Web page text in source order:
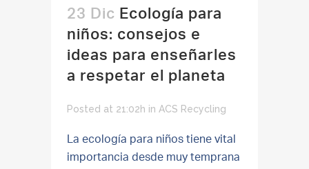
23 Dic Ecología para
niños: consejos e
ideas para enseñarles
a respetar el planeta
Posted at 21:02h in ACS Recycling
La ecología para niños tiene vital
importancia desde muy temprana